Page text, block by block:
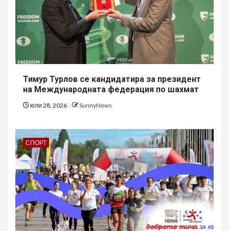
Тимур Турлов се кандидатира за президент
на Международната федерация по шахмат
юли 28, 2026 SunnyNews
СПОРТ